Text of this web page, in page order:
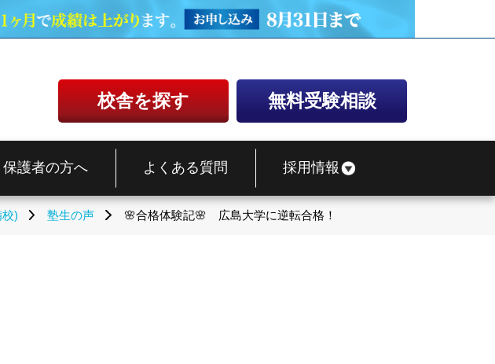
校舎を探す 無料受験相談
保護者の方へ よくある質問 採用情報
) 塾生の声 🌸合格体験記🌸 広島大学に逆転合格！